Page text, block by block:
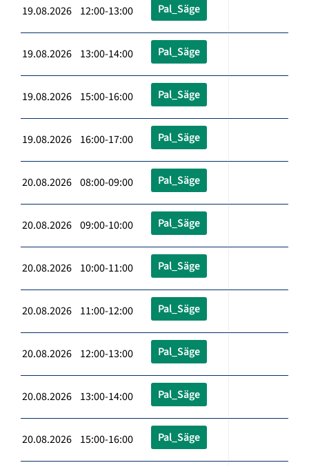
19.08.2026 12:00-13:00 Pal_Säge
19.08.2026 13:00-14:00 Pal_Säge
19.08.2026 15:00-16:00 Pal_Säge
19.08.2026 16:00-17:00 Pal_Säge
20.08.2026 08:00-09:00 Pal_Säge
20.08.2026 09:00-10:00 Pal_Säge
20.08.2026 10:00-11:00 Pal_Säge
20.08.2026 11:00-12:00 Pal_Säge
20.08.2026 12:00-13:00 Pal_Säge
20.08.2026 13:00-14:00 Pal_Säge
20.08.2026 15:00-16:00 Pal_Säge